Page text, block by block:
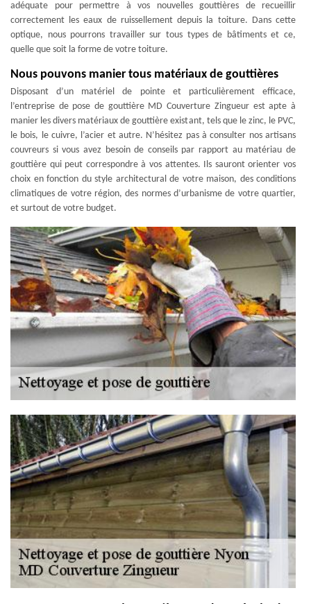
adéquate pour permettre à vos nouvelles gouttières de recueillir
correctement les eaux de ruissellement depuis la toiture. Dans cette
optique, nous pourrons travailler sur tous types de bâtiments et ce,
quelle que soit la forme de votre toiture.
Nous pouvons manier tous matériaux de gouttières
Disposant d’un matériel de pointe et particulièrement efficace,
l’entreprise de pose de gouttière MD Couverture Zingueur est apte à
manier les divers matériaux de gouttière existant, tels que le zinc, le PVC,
le bois, le cuivre, l’acier et autre. N’hésitez pas à consulter nos artisans
couvreurs si vous avez besoin de conseils par rapport au matériau de
gouttière qui peut correspondre à vos attentes. Ils sauront orienter vos
choix en fonction du style architectural de votre maison, des conditions
climatiques de votre région, des normes d’urbanisme de votre quartier,
et surtout de votre budget.